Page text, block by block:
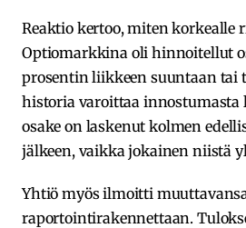
Reaktio kertoo, miten korkealle
Optiomarkkina oli hinnoitellut
prosentin liikkeen suuntaan tai
historia varoittaa innostumasta
osake on laskenut kolmen
jälkeen, vaikka jokainen niistä
Yhtiö myös ilmoitti
raportointirakennettaan.